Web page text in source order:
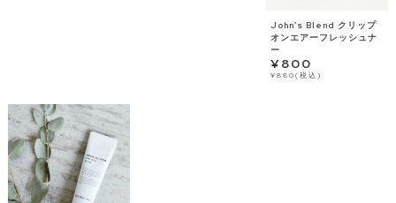
John’s Blend クリップ
オンエアーフレッシュナ
ー
¥800
¥880(税込)